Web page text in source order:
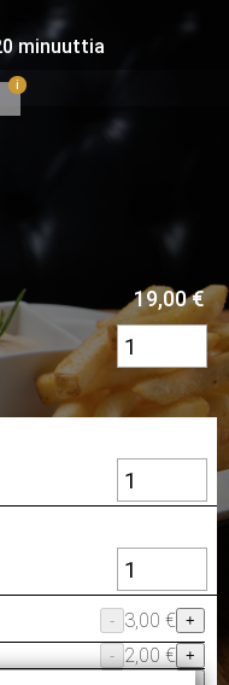
minuuttia
19,00€
- 3,00 € +
- 2,00 € +